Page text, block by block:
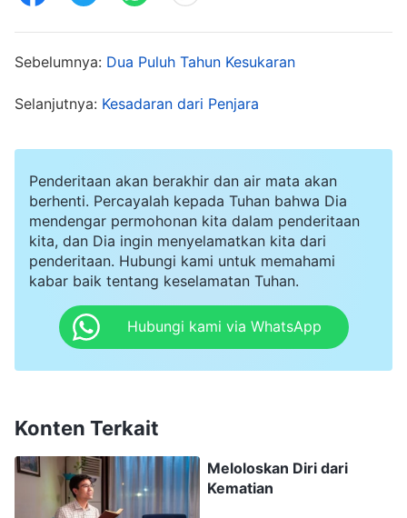
sampai mereka mati dalam dua hari terakhir."
Kemudian beberapa polisi datang, memborgol
seluruh bobot tubuhku tertumpu pada
pergelangan tanganku. Mereka menyeret Guilan
setelah itu. Seluruh wajahnya bengkak karena
dipukuli dan rambutnya acak-acakan. Polisi juga
menggantungnya di pintu gerbang besi.
Komandan Zhu menyeringai saat melihat wajah
berjalan keluar. Seiring waktu, karena diborgol
pergelangan tanganku menjadi makin
menyakitkan dan rasanya lenganku seperti
Sebelumnya: Dua Puluh Tahun Kesukaran
Selanjutnya: Kesadaran dari Penjara
Penderitaan akan berakhir dan air mata akan
berhenti. Percayalah kepada Tuhan bahwa Dia
mendengar permohonan kita dalam penderitaan
kita, dan Dia ingin menyelamatkan kita dari
penderitaan. Hubungi kami untuk memahami
kabar baik tentang keselamatan Tuhan.
Hubungi kami via WhatsApp
Konten Terkait
Meloloskan Diri dari
Kematian